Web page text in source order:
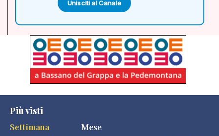
Unisciti al Canale
Più visti
Settimana
Mese